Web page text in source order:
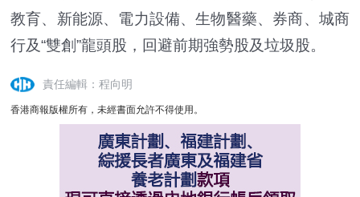
教育、新能源、電力設備、生物醫藥、券商、城商
行及“雙創”龍頭股，回避前期強勢股及垃圾股。
責任編輯：程向明
香港商報版權所有，未經書面允許不得使用。